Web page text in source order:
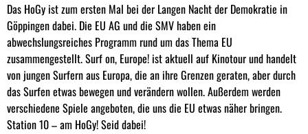
Das HoGy ist zum ersten Mal bei der Langen Nacht der Demokratie in
Göppingen dabei. Die EU AG und die SMV haben ein
abwechslungsreiches Programm rund um das Thema EU
zusammengestellt. Surf on, Europe! ist aktuell auf Kinotour und handelt
von jungen Surfern aus Europa, die an ihre Grenzen geraten, aber durch
das Surfen etwas bewegen und verändern wollen. Außerdem werden
verschiedene Spiele angeboten, die uns die EU etwas näher bringen.
Station 10 – am HoGy! Seid dabei!